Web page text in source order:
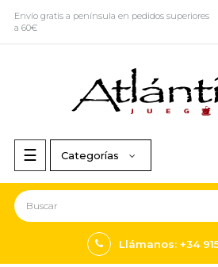
Envío gratis a península en pedidos superiores
a 60€
Navegación
de
palanca
☰ Categorías
Llámanos: +34